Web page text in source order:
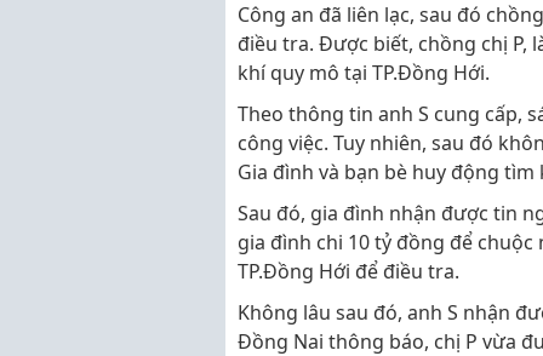
Công an đã liên lạc, sau đó
điều tra. Được biết, chồng chị P,
khí quy mô tại TP.Đồng Hới.
Theo thông tin anh S cung cấp,
công việc. Tuy nhiên, sau đó
Gia đình và bạn bè huy động
Sau đó, gia đình nhận được tin
gia đình chi 10 tỷ đồng để chuộc
TP.Đồng Hới để điều tra.
Không lâu sau đó, anh S nhận
Đồng Nai thông báo, chị P vừa